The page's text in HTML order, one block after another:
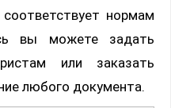
нормам
вы можете задать
или заказать
любого документа.